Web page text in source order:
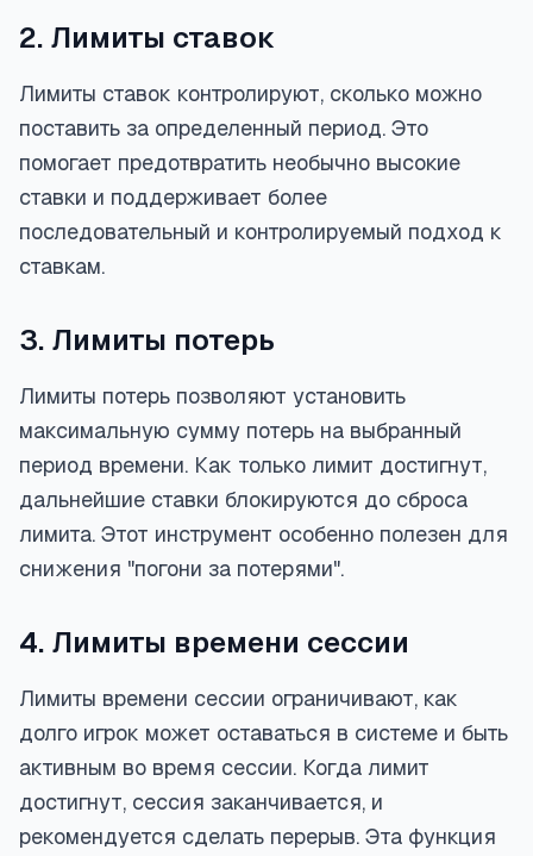
2. Лимиты ставок
Лимиты ставок контролируют, сколько можно
поставить за определенный период. Это
помогает предотвратить необычно высокие
ставки и поддерживает более
последовательный и контролируемый подход к
ставкам.
3. Лимиты потерь
Лимиты потерь позволяют установить
максимальную сумму потерь на выбранный
период времени. Как только лимит достигнут,
дальнейшие ставки блокируются до сброса
лимита. Этот инструмент особенно полезен для
снижения "погони за потерями".
4. Лимиты времени сессии
Лимиты времени сессии ограничивают, как
долго игрок может оставаться в системе и быть
активным во время сессии. Когда лимит
достигнут, сессия заканчивается, и
рекомендуется сделать перерыв. Эта функция